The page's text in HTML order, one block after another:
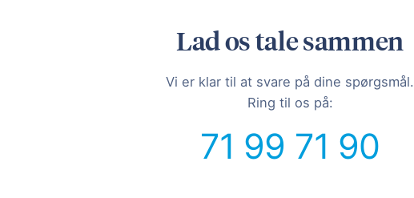
Lad os tale sammen
Vi er klar til at svare på dine spørgsmål.
Ring til os på:
71 99 71 90